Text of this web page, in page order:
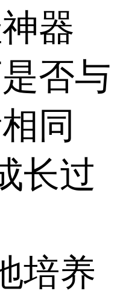
器
否与
同
长过
培养